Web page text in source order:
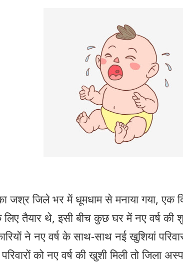
जश्र जिले भर में धूमधाम से मनाया गया, एक
तैयार थे, इसी बीच कुछ घर में नए वर्ष
ने नए वर्ष के साथ-साथ नई खुशियां
को नए वर्ष की खुशी मिली तो जिला